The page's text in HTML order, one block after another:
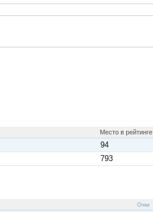
Место в рейтинге
94
793
Очки